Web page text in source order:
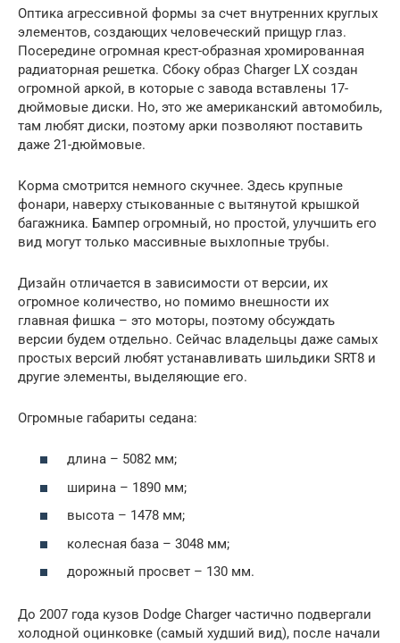
Оптика агрессивной формы за счет внутренних круглых
элементов, создающих человеческий прищур глаз.
Посередине огромная крест-образная хромированная
радиаторная решетка. Сбоку образ Charger LX создан
огромной аркой, в которые с завода вставлены 17-
дюймовые диски. Но, это же американский автомобиль,
там любят диски, поэтому арки позволяют поставить
даже 21-дюймовые.
Корма смотрится немного скучнее. Здесь крупные
фонари, наверху стыкованные с вытянутой крышкой
багажника. Бампер огромный, но простой, улучшить его
вид могут только массивные выхлопные трубы.
Дизайн отличается в зависимости от версии, их
огромное количество, но помимо внешности их
главная фишка – это моторы, поэтому обсуждать
версии будем отдельно. Сейчас владельцы даже самых
простых версий любят устанавливать шильдики SRT8 и
другие элементы, выделяющие его.
Огромные габариты седана:
длина – 5082 мм;
ширина – 1890 мм;
высота – 1478 мм;
колесная база – 3048 мм;
дорожный просвет – 130 мм.
До 2007 года кузов Dodge Charger частично подвергали
холодной оцинковке (самый худший вид), после начали